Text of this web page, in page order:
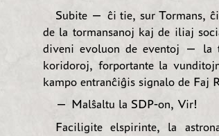
Subite — ĉi tie, sur Tormans,
de la tormansanoj kaj de iliaj
diveni evoluon de eventoj — la
koridoroj, forportante la
kampo entranĉiĝis signalo de Faj
— Malŝaltu la SDP-on, Vir!
Faciligite elspirinte, la